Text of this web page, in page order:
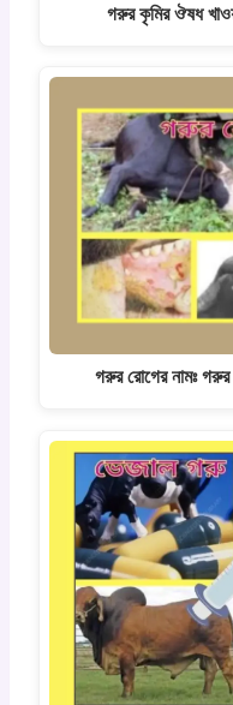
গরুর কৃমির ঔষধ
গরুর রোগের নামঃ